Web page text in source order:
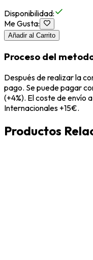
Disponibilidad:
Me Gusta:
Añadir al Carrito
Proceso del
Después de realizar la
pago. Se puede pagar
(+4%). El coste de envío
Internacionales +15€.
Productos